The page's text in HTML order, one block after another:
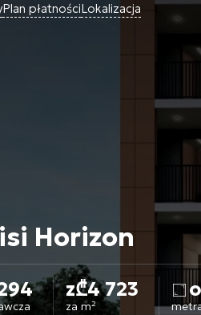
Plan płatnościLokalizacja
Horizon
z₾4 723
za m²